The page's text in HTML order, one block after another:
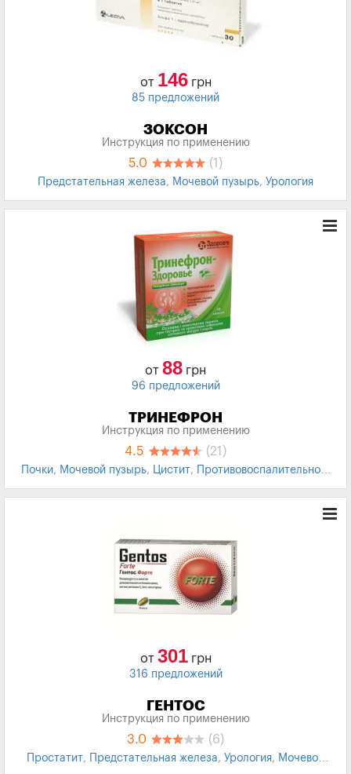
от 146грн
85 предложений
ЗОКСОН
Инструкция по применению
5.0 (1)
Предстательная железа, Мочевой пузырь, Урология
от 88 грн
96 предложений
ТРИНЕФРОН
Инструкция по применению
4.5 (21)
Почки, Мочевой пузырь, Цистит, Противовоспалительное,
от 301грн
316 предложений
ГЕНТОС
Инструкция по применению
3.0 (6)
Простатит, Предстательная железа, Урология, Мочевой